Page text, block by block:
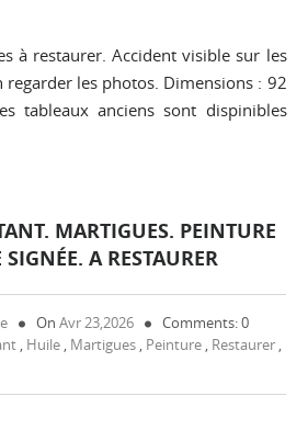
à restaurer. Accident visible sur les
les photos. Dimensions : 92
tableaux anciens sont dispinibles
MARTIGUES. PEINTURE
A RESTAURER
OnAvr 23,2026
Comments: 0
, Huile , Martigues , Peinture , Restaurer ,